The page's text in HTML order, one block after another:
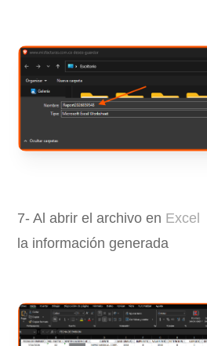
7- Al abrir el archivo en Excel
la información generada